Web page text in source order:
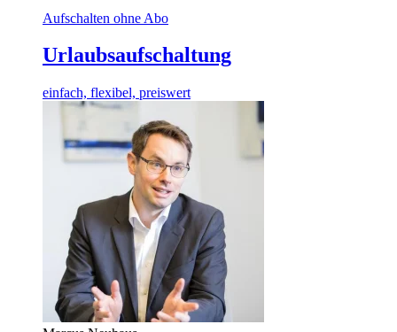
Aufschalten ohne Abo
Urlaubsaufschaltung
einfach, flexibel, preiswert